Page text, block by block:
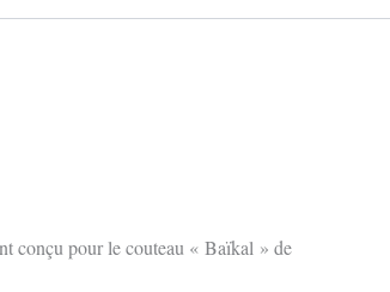
conçu pour le couteau « Baïkal » de